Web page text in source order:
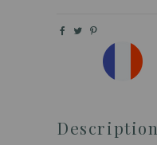
Description